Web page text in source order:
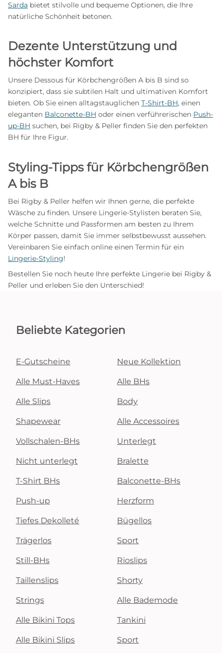
Sarda bietet stilvolle und bequeme Optionen, die Ihre
natürliche Schönheit betonen.
Dezente Unterstützung und
höchster Komfort
Unsere Dessous für Körbchengrößen A bis B sind so
konzipiert, dass sie subtilen Halt und ultimativen Komfort
bieten. Ob Sie einen alltagstauglichen T-Shirt-BH, einen
eleganten Balconette-BH oder einen verführerischen Push-
up-BH suchen, bei Rigby & Peller finden Sie den perfekten
BH für Ihre Figur.
Styling-Tipps für Körbchengrößen
A bis B
Bei Rigby & Peller helfen wir Ihnen gerne, die perfekte
Wäsche zu finden. Unsere Lingerie-Stylisten beraten Sie,
welche Schnitte und Passformen am besten zu Ihrem
Körper passen, damit Sie immer selbstbewusst aussehen.
Vereinbaren Sie einfach online einen Termin für ein
Lingerie-Styling!
Bestellen Sie noch heute Ihre perfekte Lingerie bei Rigby &
Peller und erleben Sie den Unterschied!
Beliebte Kategorien
E-Gutscheine Neue Kollektion
Alle Must-Haves Alle BHs
Alle Slips Body
Shapewear Alle Accessoires
Vollschalen-BHs Unterlegt
Nicht unterlegt Bralette
T-Shirt BHs Balconette-BHs
Push-up Herzform
Tiefes Dekolleté Bügellos
Trägerlos Sport
Still-BHs Rioslips
Taillenslips Shorty
Strings Alle Bademode
Alle Bikini Tops Tankini
Alle Bikini Slips Sport